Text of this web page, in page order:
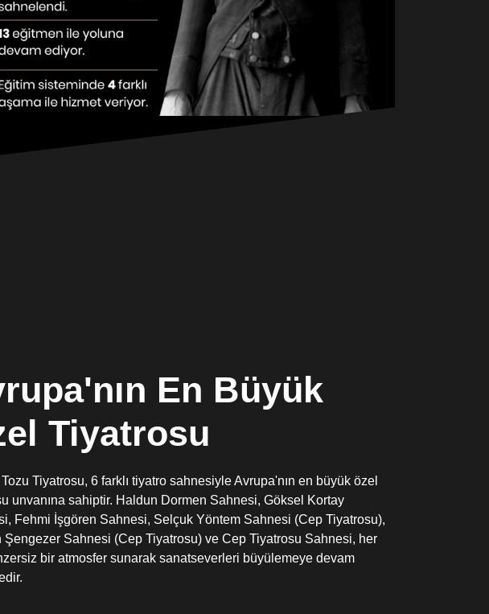
En Büyük
Tiyatrosu
Tiyatrosu, 6 farklı tiyatro sahnesiyle Avrupa'nın en büyük özel
unvanına sahiptir. Haldun Dormen Sahnesi, Göksel Kortay
Fehmi İşgören Sahnesi, Selçuk Yöntem Sahnesi (Cep Tiyatrosu),
Şengezer Sahnesi (Cep Tiyatrosu) ve Cep Tiyatrosu Sahnesi, her
bir atmosfer sunarak sanatseverleri büyülemeye devam